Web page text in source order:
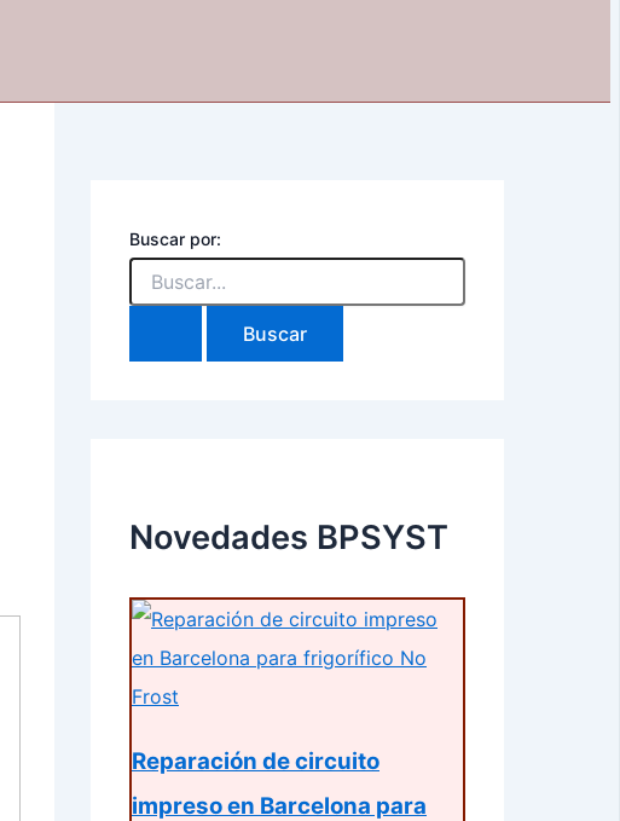
Buscar por:
Novedades BPSYST
Reparación de circuito
impreso en Barcelona para